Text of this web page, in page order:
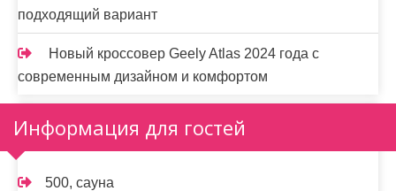
подходящий вариант
Новый кроссовер Geely Atlas 2024 года с
современным дизайном и комфортом
Информация для гостей
500, сауна